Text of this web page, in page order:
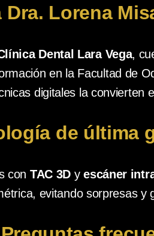
Dra. Lorena
Dental Lara Vega,
en la Facultad de
digitales la convierten
de última
con TAC 3D yescáner
evitando sorpresas y